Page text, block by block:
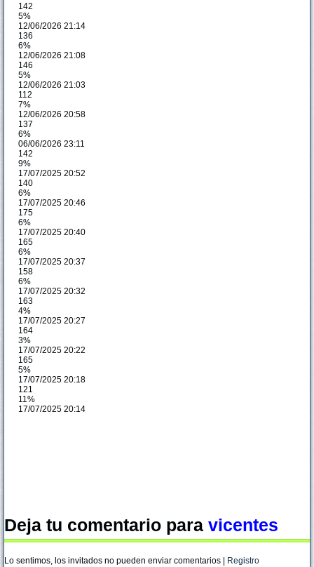
142
5%
12/06/2026 21:14
136
6%
12/06/2026 21:08
146
5%
12/06/2026 21:03
112
7%
12/06/2026 20:58
137
6%
06/06/2026 23:11
142
9%
17/07/2025 20:52
140
6%
17/07/2025 20:46
175
6%
17/07/2025 20:40
165
6%
17/07/2025 20:37
158
6%
17/07/2025 20:32
163
4%
17/07/2025 20:27
164
3%
17/07/2025 20:22
165
5%
17/07/2025 20:18
121
11%
17/07/2025 20:14
Deja tu comentario para vicentes
Lo sentimos, los invitados no pueden enviar comentarios | Registro